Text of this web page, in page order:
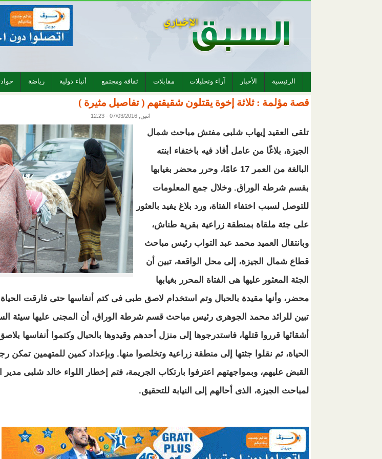
الرئيسية الأخبار آراء وتحليلات مقابلات ثقافة ومجتمع أنباء دولية رياضة
قصة مؤلمة : ثلاثة إخوة يقتلون شقيقتهم ( تفاصيل مثيرة )
اثنين, 07/03/2016 - 12:23
تلقى العقيد إيهاب شلبى مفتش مباحث شمال
الجيزة، بلاغًا من عامل أفاد فيه باختفاء ابنته
البالغة من العمر 17 عامًا، وحرر محضر بغيابها
بقسم شرطة الوراق. وخلال جمع المعلومات
للتوصل لسبب اختفاء الفتاة، ورد بلاغ يفيد بالعثور
على جثة ملقاة بمنطقة زراعية بقرية طناش،
وبانتقال العميد محمد عبد التواب رئيس مباحث
قطاع شمال الجيزة، إلى محل الواقعة، تبين أن
الجثة المعثور عليها هى الفتاة المحرر بغيابها
محضر، وأنها مقيدة بالحبال وتم استخدام لاصق طبى فى كتم أنفاسها حتى فارقت الحياة.
أشقائها قرروا قتلها، فاستدرجوها إلى منزل أحدهم وقيدوها بالحبال وكتموا أنفاسها
الحياة، ثم نقلوا جثتها إلى منطقة زراعية وتخلصوا منها. وبإعداد كمين للمتهمين تمكن
القبض عليهم، وبمواجهتهم اعترفوا بارتكاب الجريمة، فتم إخطار اللواء خالد شلبى مدير
لمباحث الجيزة، الذى أحالهم إلى النيابة للتحقيق.